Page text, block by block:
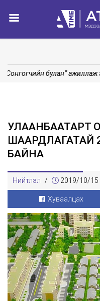
булан” ажиллаж
УЛААНБААТАРТ
ШААРДЛАГАТАЙ
БАЙНА
Нийтлэл / 2019/10/15
Хуваалцах